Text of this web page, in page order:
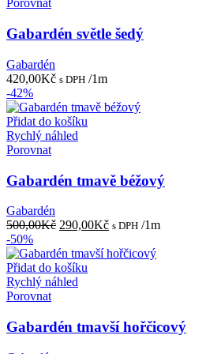
Porovnat
Gabardén světle šedý
Gabardén
420,00Kč s DPH /1m
-42%
Přidat do košíku
Rychlý náhled
Porovnat
Gabardén tmavě béžový
Gabardén
500,00Kč Původní
byla:
500,00Kč.
290,00KčAktuální
je:
s DPH /1m
-50%
Přidat do košíku
Rychlý náhled
Porovnat
Gabardén tmavší hořčicový